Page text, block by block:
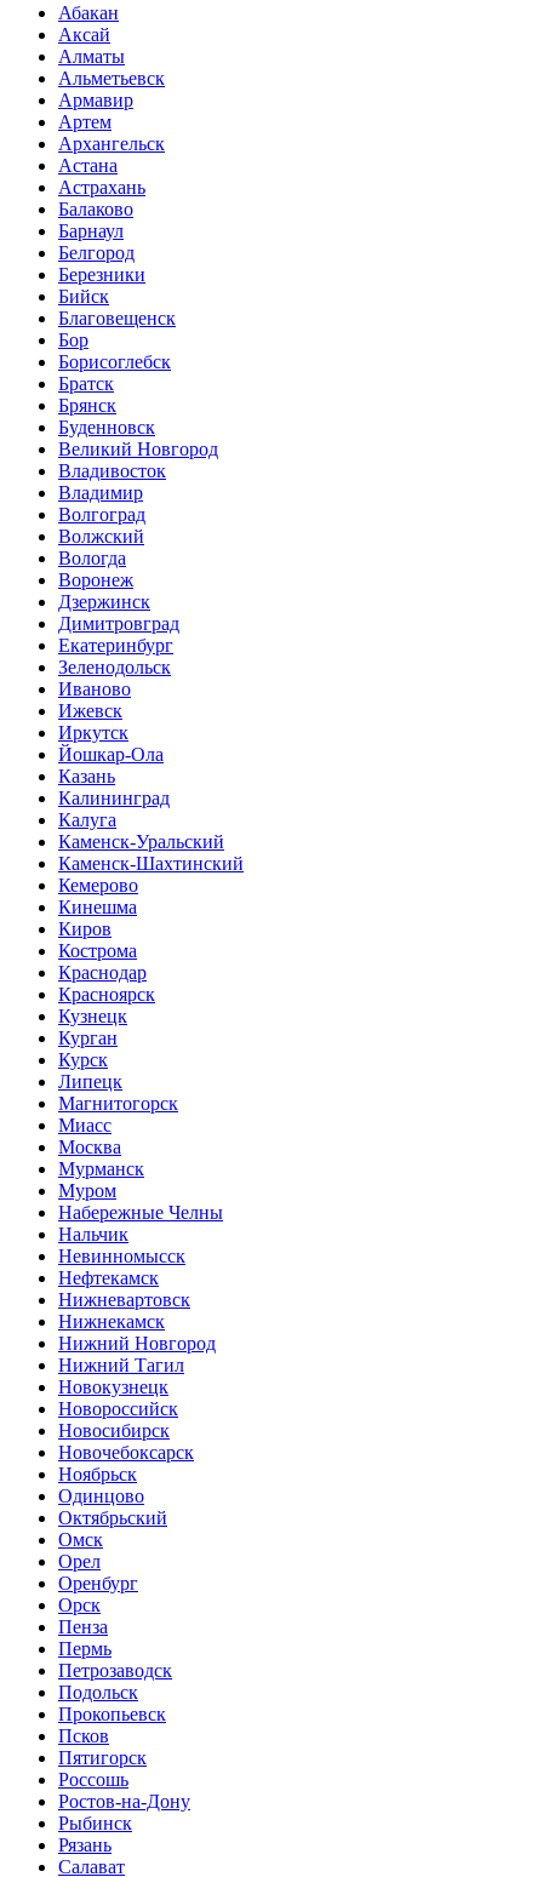
Абакан
Аксай
Алматы
Альметьевск
Армавир
Артем
Архангельск
Астана
Астрахань
Балаково
Барнаул
Белгород
Березники
Бийск
Благовещенск
Бор
Борисоглебск
Братск
Брянск
Буденновск
Великий Новгород
Владивосток
Владимир
Волгоград
Волжский
Вологда
Воронеж
Дзержинск
Димитровград
Екатеринбург
Зеленодольск
Иваново
Ижевск
Иркутск
Йошкар-Ола
Казань
Калининград
Калуга
Каменск-Уральский
Каменск-Шахтинский
Кемерово
Кинешма
Киров
Кострома
Краснодар
Красноярск
Кузнецк
Курган
Курск
Липецк
Магнитогорск
Миасс
Москва
Мурманск
Муром
Набережные Челны
Нальчик
Невинномысск
Нефтекамск
Нижневартовск
Нижнекамск
Нижний Новгород
Нижний Тагил
Новокузнецк
Новороссийск
Новосибирск
Новочебоксарск
Ноябрьск
Одинцово
Октябрьский
Омск
Орел
Оренбург
Орск
Пенза
Пермь
Петрозаводск
Подольск
Прокопьевск
Псков
Пятигорск
Россошь
Ростов-на-Дону
Рыбинск
Рязань
Салават